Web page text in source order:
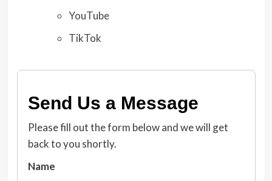
YouTube
TikTok
Send Us a Message
Please fill out the form below and we will get
back to you shortly.
Name